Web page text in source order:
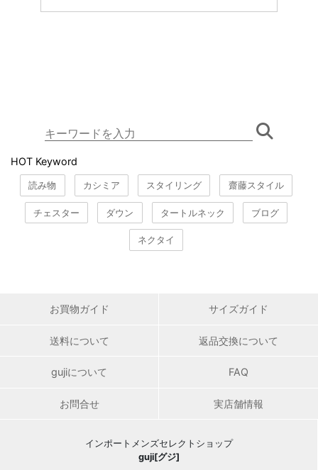
HOT Keyword
読み物 カシミア スタイリング 齋藤スタイル
チェスター ダウン タートルネック ブログ
ネクタイ
お買物ガイド サイズガイド
送料について 返品交換について
gujiについて FAQ
お問合せ 実店舗情報
インポートメンズセレクトショップ
guji[グジ]